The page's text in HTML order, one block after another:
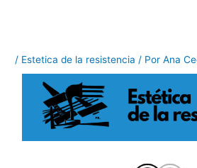
/ Estetica de la resistencia / PorAna